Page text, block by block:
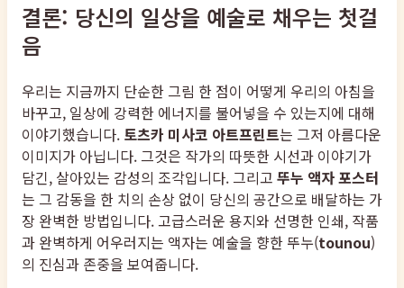
결론: 당신의 일상을 예술로 채우는 첫걸
음
우리는 지금까지 단순한 그림 한 점이 어떻게 우리의 아침을
바꾸고, 일상에 강력한 에너지를 불어넣을 수 있는지에 대해
이야기했습니다. 토츠카 미사코 아트프린트는 그저 아름다운
이미지가 아닙니다. 그것은 작가의 따뜻한 시선과 이야기가
담긴, 살아있는 감성의 조각입니다. 그리고 뚜누 액자 포스터
는 그 감동을 한 치의 손상 없이 당신의 공간으로 배달하는 가
장 완벽한 방법입니다. 고급스러운 용지와 선명한 인쇄, 작품
과 완벽하게 어우러지는 액자는 예술을 향한 뚜누(tounou)
의 진심과 존중을 보여줍니다.